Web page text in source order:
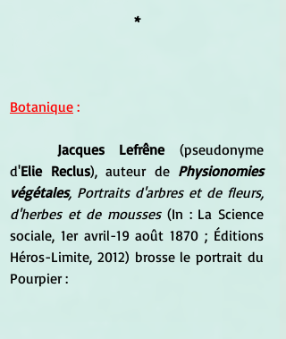
*
Botanique :
Jacques Lefrêne (pseudonyme
d'Elie Reclus), auteur de Physionomies
végétales, Portraits d'arbres et de fleurs,
d'herbes et de mousses (In : La Science
sociale, 1er avril-19 août 1870 ; Éditions
Héros-Limite, 2012) brosse le portrait du
Pourpier :